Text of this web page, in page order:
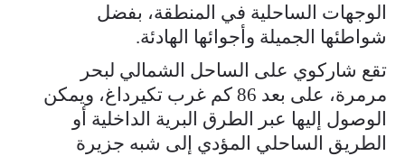
الوجهات الساحلية في المنطقة، بفضل
شواطئها الجميلة وأجوائها الهادئة.
تقع شاركوي على الساحل الشمالي لبحر
مرمرة، على بعد 86 كم غرب تكيرداغ، ويمكن
الوصول إليها عبر الطرق البرية الداخلية أو
الطريق الساحلي المؤدي إلى شبه جزيرة